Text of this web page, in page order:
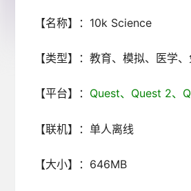
【名称】：10k Science
【类型】：教育、模拟、医学
【平台】： Quest、Quest 2、
【联机】：单人离线
【大小】：646MB